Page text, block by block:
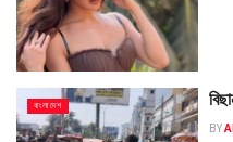
বাংলাদেশ
BY